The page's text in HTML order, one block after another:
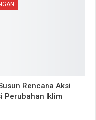
Rencana Aksi
Perubahan Iklim